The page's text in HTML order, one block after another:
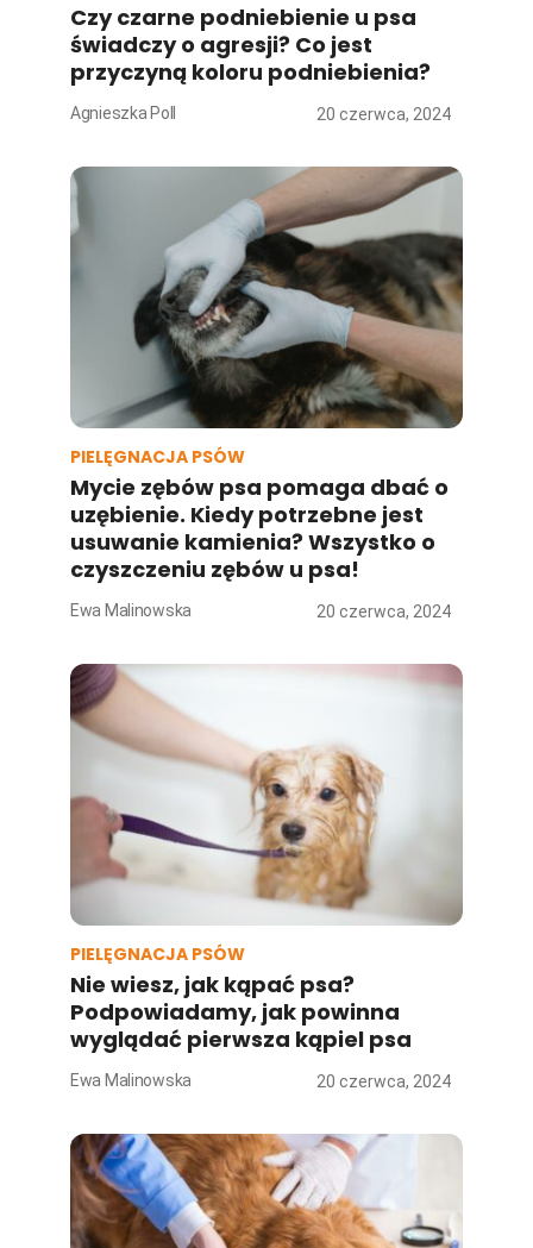
Czy czarne podniebienie u psa
świadczy o agresji? Co jest
przyczyną koloru podniebienia?
Agnieszka Poll 20 czerwca, 2024
PIELĘGNACJA PSÓW
Mycie zębów psa pomaga dbać o
uzębienie. Kiedy potrzebne jest
usuwanie kamienia? Wszystko o
czyszczeniu zębów u psa!
Ewa Malinowska 20 czerwca, 2024
PIELĘGNACJA PSÓW
Nie wiesz, jak kąpać psa?
Podpowiadamy, jak powinna
wyglądać pierwsza kąpiel psa
Ewa Malinowska 20 czerwca, 2024